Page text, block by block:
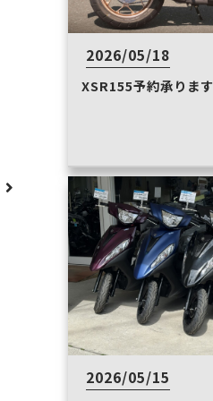
2026/05/18
XSR155予約承ります
2026/05/15